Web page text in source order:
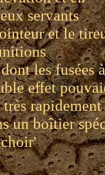
servants
et le
les fusées à
effet
rapidement
un boîtier